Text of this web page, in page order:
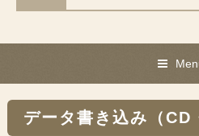
データ書き込み（CD